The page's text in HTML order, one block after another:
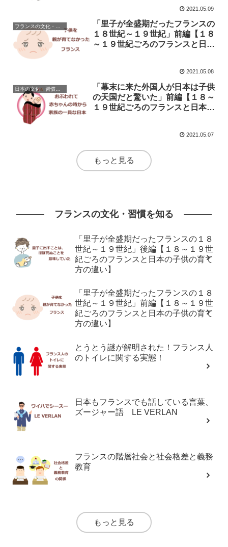
2021.05.09
「里子が全盛期だったフランスの
１８世紀～１９世紀」前編【１８
～１９世紀ごろのフランスと日本
2021.05.08
日本の文化・習慣を知る
「幕末に来た外国人が日本は子供
の天国だと驚いた」前編【１８～
１９世紀ごろのフランスと日本の
2021.05.07
もっと見る
フランスの文化・習慣を知る
「里子が全盛期だったフランスの１８
世紀～１９世紀」後編【１８～１９世
紀ごろのフランスと日本の子供の育て
方の違い】
「里子が全盛期だったフランスの１８
世紀～１９世紀」前編【１８～１９世
紀ごろのフランスと日本の子供の育て
方の違い】
とうとう謎が解明された！フランス人
のトイレに関する実態！
日本もフランスでも話している言葉、
ズージャー語 LE VERLAN
フランスの階層社会と社会格差と義務
教育
もっと見る